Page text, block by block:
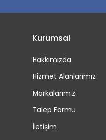
Kurumsal
Hakkımızda
Hizmet Alanlarımız
Markalarımız
Talep Formu
İletişim